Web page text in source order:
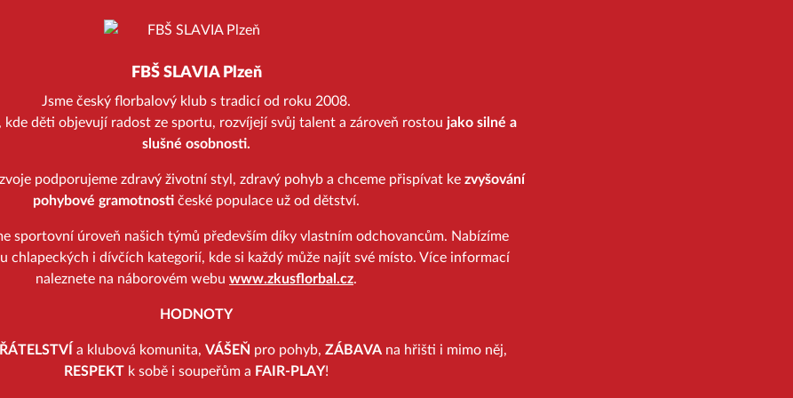
FBŠ SLAVIA Plzeň
Jsme český florbalový klub s tradicí od roku 2008.
kde děti objevují radost ze sportu, rozvíjejí svůj talent a zároveň rostou jako silné a
slušné osobnosti.
podporujeme zdravý životní styl, zdravý pohyb a chceme přispívat kezvyšování
pohybové gramotnosti české populace už od dětství.
sportovní úroveň našich týmů především díky vlastním odchovancům. Nabízíme
chlapeckých i dívčích kategorií, kde si každý může najít své místo. Více informací
naleznete na náborovém webu www.zkusflorbal.cz.
HODNOTY
a klubová komunita, VÁŠEŇ pro pohyb, ZÁBAVA na hřišti i mimo něj,
RESPEKT k sobě i soupeřům a FAIR-PLAY!